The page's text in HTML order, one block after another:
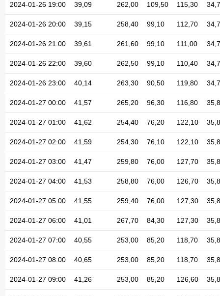
2024-01-26 19:00 39,09 262,00 109,50 115,30
2024-01-26 20:00 39,15 258,40 99,10 112,70
2024-01-26 21:00 39,61 261,60 99,10 111,00
2024-01-26 22:00 39,60 262,50 99,10 110,40
2024-01-26 23:00 40,14 263,30 90,50 119,80
2024-01-27 00:00 41,57 265,20 96,30 116,80
2024-01-27 01:00 41,62 254,40 76,20 122,10
2024-01-27 02:00 41,59 254,30 76,10 122,10
2024-01-27 03:00 41,47 259,80 76,00 127,70
2024-01-27 04:00 41,53 258,80 76,00 126,70
2024-01-27 05:00 41,55 259,40 76,00 127,30
2024-01-27 06:00 41,01 267,70 84,30 127,30
2024-01-27 07:00 40,55 253,00 85,20 118,70
2024-01-27 08:00 40,65 253,00 85,20 118,70
2024-01-27 09:00 41,26 253,00 85,20 126,60